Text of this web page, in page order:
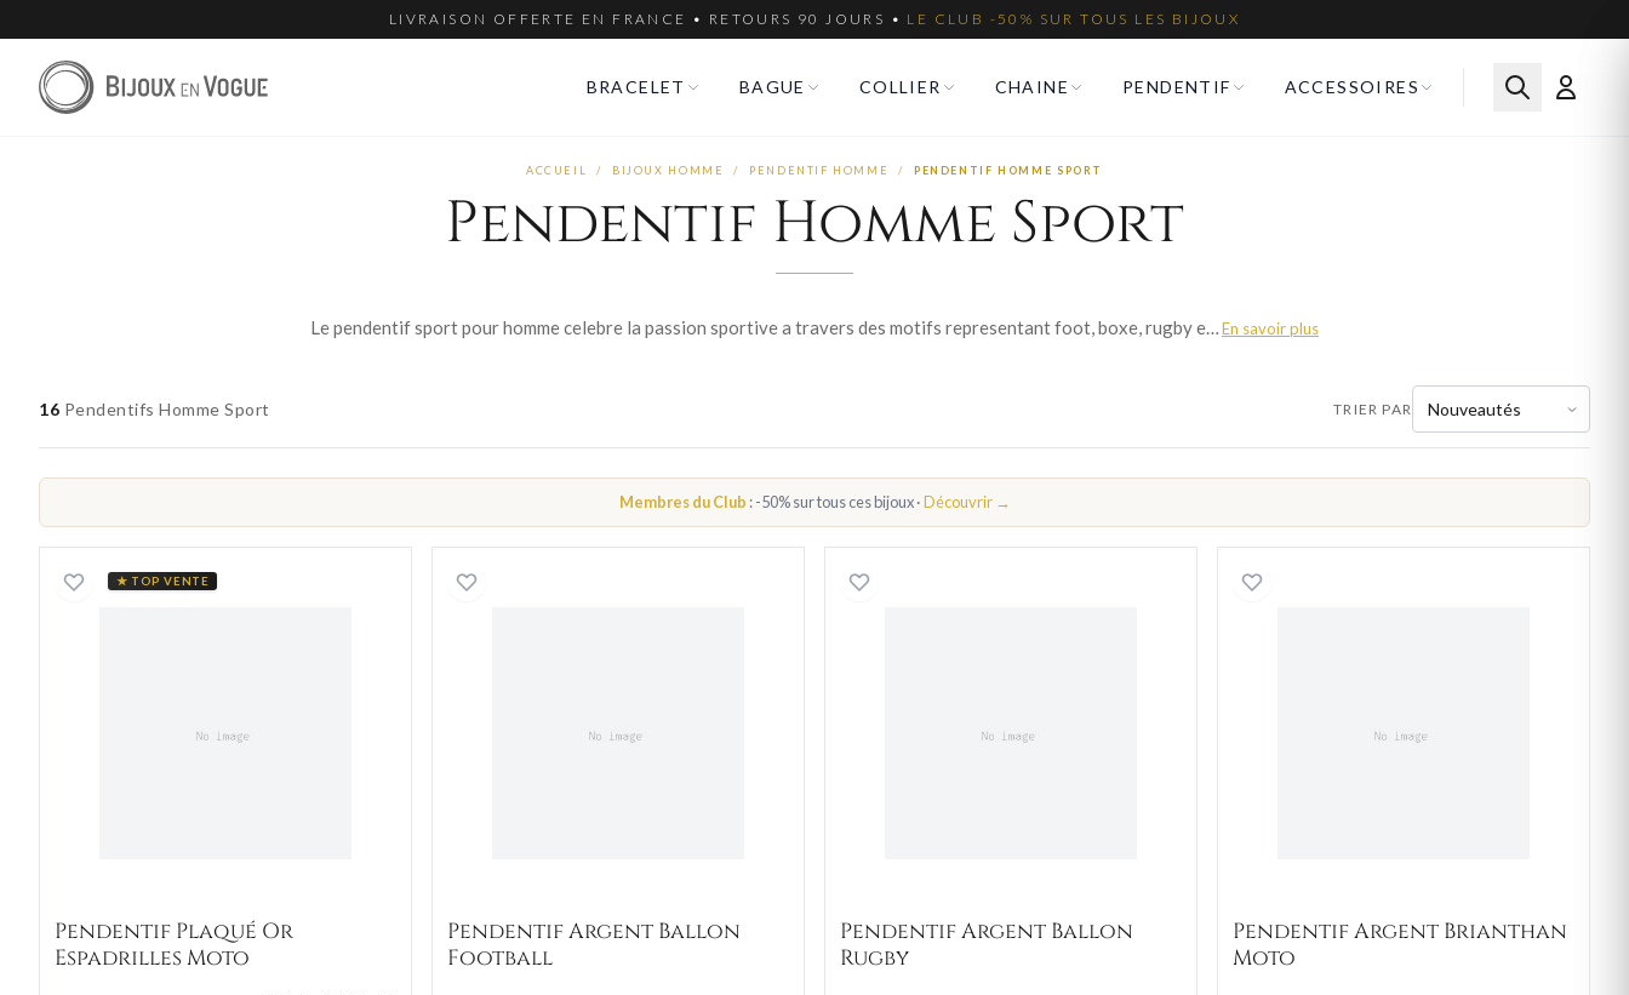
LIVRAISON OFFERTE EN FRANCE • RETOURS 90 JOURS • LE CLUB -50% SUR TOUS LES BIJOUX
BRACELET BAGUE COLLIER CHAINE PENDENTIF ACCESSOIRES
ACCUEIL / BIJOUX HOMME / PENDENTIF HOMME / PENDENTIF HOMME SPORT
Pendentif Homme Sport
Le pendentif sport pour homme celebre la passion sportive a travers des motifs representant foot, boxe, rugby et bien d'autres disciplines. Bijoux en Vogue propose ces pendentifs en or, argent 925 et acier, avec des finitions soignees et des details fideles. Ce bijou de caractere affirme les passions de celui qui le porte. Fabrication francaise, livraison offerte et emballage soigne.En savoir plus
16 Pendentifs Homme Sport TRIER PAR
Membres du Club : -50% sur tous ces bijoux ·Découvrir →
★ TOP VENTE Pendentif Plaqué Or Espadrilles Moto
Pendentif Plaqué Or
Espadrilles Moto
Pendentif Argent Ballon Football
Pendentif Argent Ballon
Football
Pendentif Argent Ballon Rugby
Pendentif Argent Ballon
Rugby
Pendentif Argent Brianthan
Moto